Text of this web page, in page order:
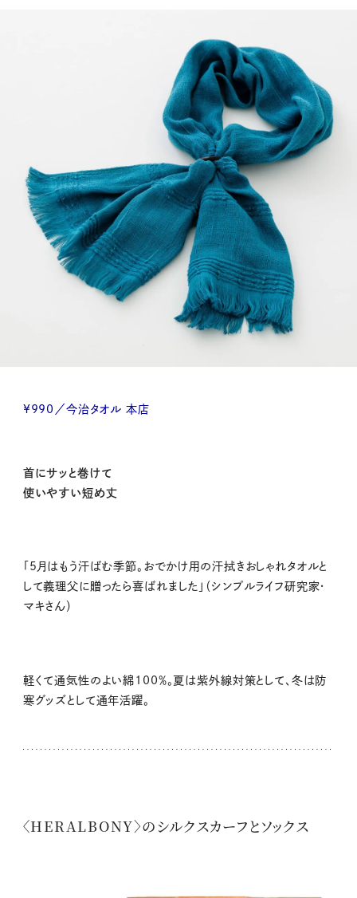
¥990／今治タオル 本店
首にサッと巻けて
使いやすい短め丈
「5月はもう汗ばむ季節。おでかけ用の汗拭きおしゃれタオルと
して義理父に贈ったら喜ばれました」（シンプルライフ研究家・
マキさん）
軽くて通気性のよい綿100％。夏は紫外線対策として、冬は防
寒グッズとして通年活躍。
〈HERALBONY〉のシルクスカーフとソックス